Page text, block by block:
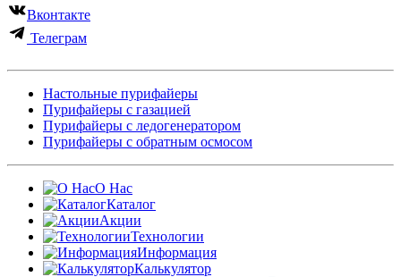
Вконтакте
Телеграм
Настольные пурифайеры
Пурифайеры с газацией
Пурифайеры с ледогенератором
Пурифайеры с обратным осмосом
О Нас
Каталог
Акции
Технологии
Информация
Калькулятор